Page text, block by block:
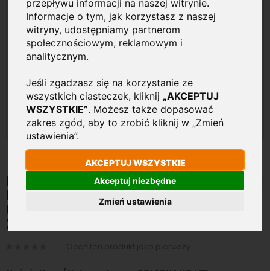
przepływu informacji na naszej witrynie.
Informacje o tym, jak korzystasz z naszej
witryny, udostępniamy partnerom
społecznościowym, reklamowym i
analitycznym.
Jeśli zgadzasz się na korzystanie ze
wszystkich ciasteczek, kliknij „AKCEPTUJ
WSZYSTKIE”. Możesz także dopasować
zakres zgód, aby to zrobić kliknij w „Zmień
ustawienia”.
AKCEPTUJ WSZYSTKIE
Akceptuj niezbędne
Zmień ustawienia
Przejdź
na
początek
Halogen Naświetlacz solarny
LED HQ Czarny 20W 1650LM
6000K Biała Zimna Pilot Czujnik
Zmierzchu